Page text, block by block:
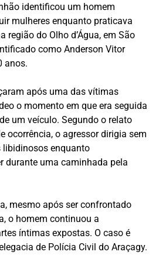
identificou um homem
mulheres enquanto praticava
região do Olho d’Água, em São
como Anderson Vitor
anos.
após uma das vítimas
o momento em que era seguida
um veículo. Segundo o relato
ocorrência, o agressor dirigia sem
enquanto
durante uma caminhada pela
mesmo após ser confrontado
o homem continuou a
íntimas expostas. O caso é
de Polícia Civil do Araçagy.